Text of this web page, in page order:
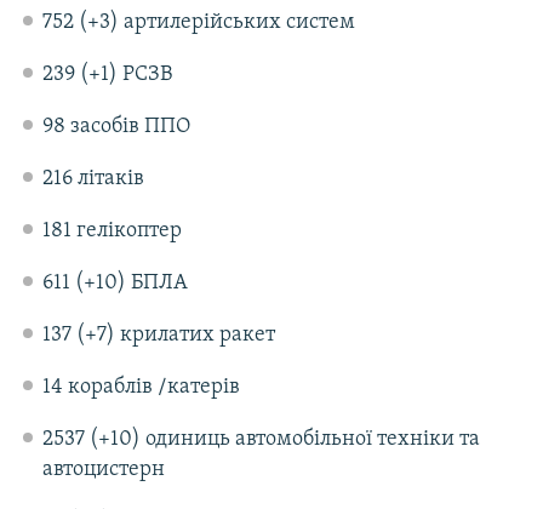
752 (+3) артилерійських систем
239 (+1) РСЗВ
98 засобів ППО
216 літаків
181 гелікоптер
611 (+10) БПЛА
137 (+7) крилатих ракет
14 кораблів /катерів
2537 (+10) одиниць автомобільної техніки та
автоцистерн